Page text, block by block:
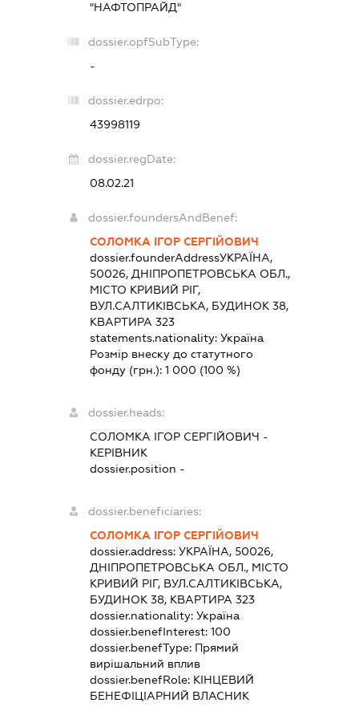
"НАФТОПРАЙД"
dossier.opfSubType:
-
dossier.edrpo:
43998119
dossier.regDate:
08.02.21
dossier.foundersAndBenef:
СОЛОМКА ІГОР СЕРГІЙОВИЧ
dossier.founderAddressУКРАЇНА,
50026, ДНІПРОПЕТРОВСЬКА ОБЛ.,
МІСТО КРИВИЙ РІГ,
ВУЛ.САЛТИКІВСЬКА, БУДИНОК 38,
КВАРТИРА 323
statements.nationality: Україна
Розмір внеску до статутного
фонду (грн.): 1 000 (100 %)
dossier.heads:
СОЛОМКА ІГОР СЕРГІЙОВИЧ -
КЕРІВНИК
dossier.position -
dossier.beneficiaries:
СОЛОМКА ІГОР СЕРГІЙОВИЧ
dossier.address: УКРАЇНА, 50026,
ДНІПРОПЕТРОВСЬКА ОБЛ., МІСТО
КРИВИЙ РІГ, ВУЛ.САЛТИКІВСЬКА,
БУДИНОК 38, КВАРТИРА 323
dossier.nationality: Україна
dossier.benefInterest: 100
dossier.benefType: Прямий
вирішальний вплив
dossier.benefRole: КІНЦЕВИЙ
БЕНЕФІЦІАРНИЙ ВЛАСНИК